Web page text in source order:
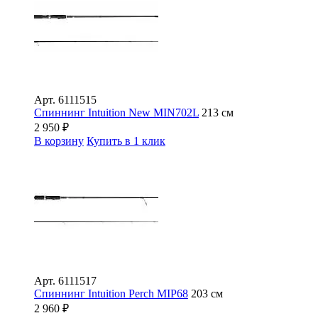
Арт. 6111515
Спиннинг Intuition New MIN702L 213 см
2 950 ₽
В корзину Купить в 1 клик
Арт. 6111517
Спиннинг Intuition Perch MIP68 203 см
2 960 ₽